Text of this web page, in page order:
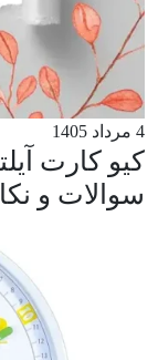
4 مرداد 1405
کیو کارت
سوالات و